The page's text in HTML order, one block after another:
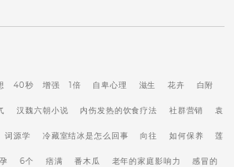
40秒 增强 1倍 自卑心理 滋生 花卉 白附
汉魏六朝小说 内伤发热的饮食疗法 社群营销 袁
词源学 冷藏室结冰是怎么回事 向往 如何保养 莲
6个 痞满 番木瓜 老年的家庭影响力 感冒的